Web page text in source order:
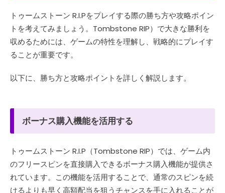
トゥームストーン R.I.Pをプレイする際の勝ち方や攻略ポイン
トを考えてみましょう。Tombstone RIP）で大きな勝利を
収めるためには、ゲームの特性を理解し、戦略的にプレイす
ることが重要です。
以下に、勝ち方と攻略ポイントを詳しく解説します。
ボーナス購入機能を活用する
トゥームストーン R.I.P（Tombstone RIP）では、ゲーム内
のフリースピンを直接購入できるボーナス購入機能が提供さ
れています。この機能を活用することで、通常のスピンを続
けるよりも早く高額配当を狙うチャンスを手に入れることが